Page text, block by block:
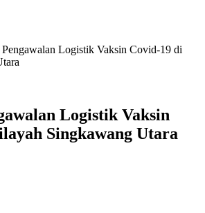
Logistik Vaksin Covid-19 di
Logistik Vaksin
Singkawang Utara